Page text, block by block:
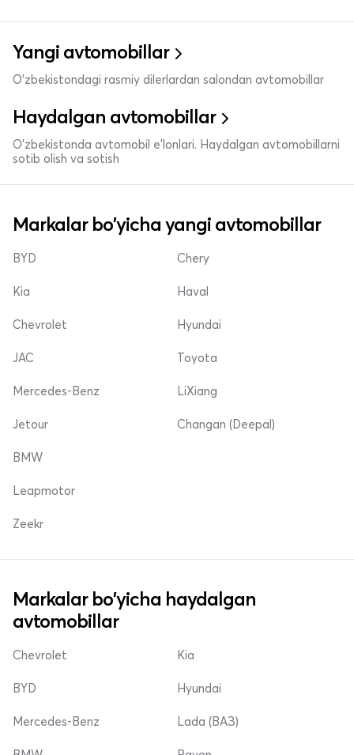
Yangi avtomobillar
O'zbekistondagi rasmiy dilerlardan salondan avtomobillar
Haydalgan avtomobillar
O'zbekistonda avtomobil e’lonlari. Haydalgan avtomobillarni
sotib olish va sotish
Markalar bo'yicha yangi avtomobillar
BYD
Kia
Chevrolet
Chery
Haval
Hyundai
JAC
Mercedes-Benz
Jetour
Toyota
LiXiang
Changan (Deepal)
BMW
Leapmotor
Zeekr
Markalar bo'yicha haydalgan
avtomobillar
Chevrolet
BYD
Mercedes-Benz
Kia
Hyundai
Lada (ВАЗ)